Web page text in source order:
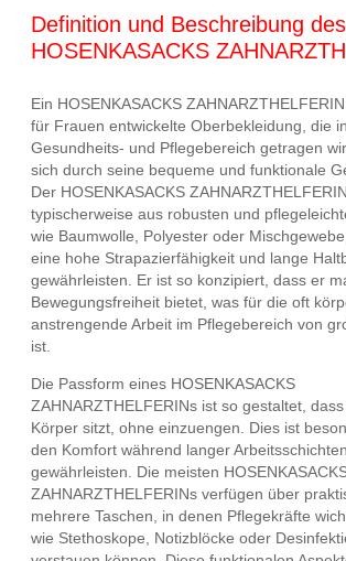
Definition und Beschreibung des
HOSENKASACKS
Ein HOSENKASACKS
für Frauen entwickelte Oberbekleidung, die
Gesundheits- und Pflegebereich getragen
sich durch seine bequeme und funktionale
Der HOSENKASACKS
typischerweise aus robusten und
wie Baumwolle, Polyester oder
eine hohe Strapazierfähigkeit und lange
gewährleisten. Er ist so konzipiert, dass er
Bewegungsfreiheit bietet, was für die oft
anstrengende Arbeit im Pflegebereich von
ist.
Die Passform eines HOSENKASACKS
ZAHNARZTHELFERINs ist so gestaltet,
Körper sitzt, ohne einzuengen. Dies ist
den Komfort während langer
gewährleisten. Die meisten
ZAHNARZTHELFERINs verfügen über
mehrere Taschen, in denen Pflegekräfte
wie Stethoskope, Notizblöcke oder